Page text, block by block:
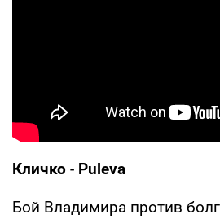
Кличко - Puleva
Бой Владимира против